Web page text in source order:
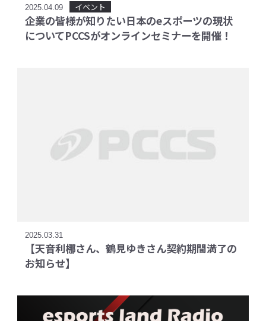
2025.04.09 イベント
企業の皆様が知りたい日本のeスポーツの現状
についてPCCSがオンラインセミナーを開催！
2025.03.31
【天音利梛さん、鶴見ゆきさん契約期間満了の
お知らせ】